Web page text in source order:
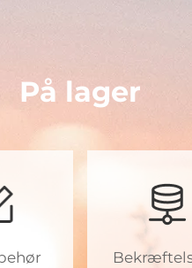
På lager